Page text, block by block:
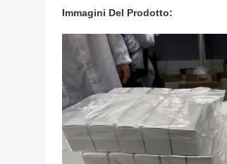
Immagini Del Prodotto: